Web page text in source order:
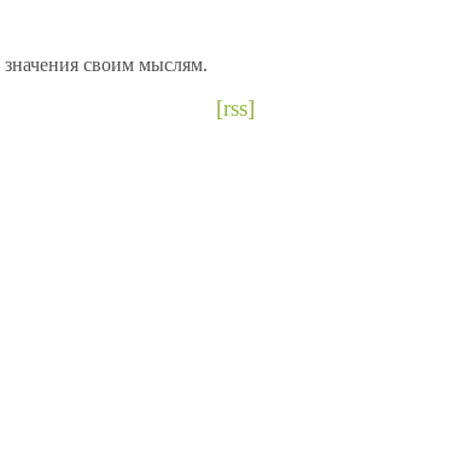
значения своим мыслям.
[rss]